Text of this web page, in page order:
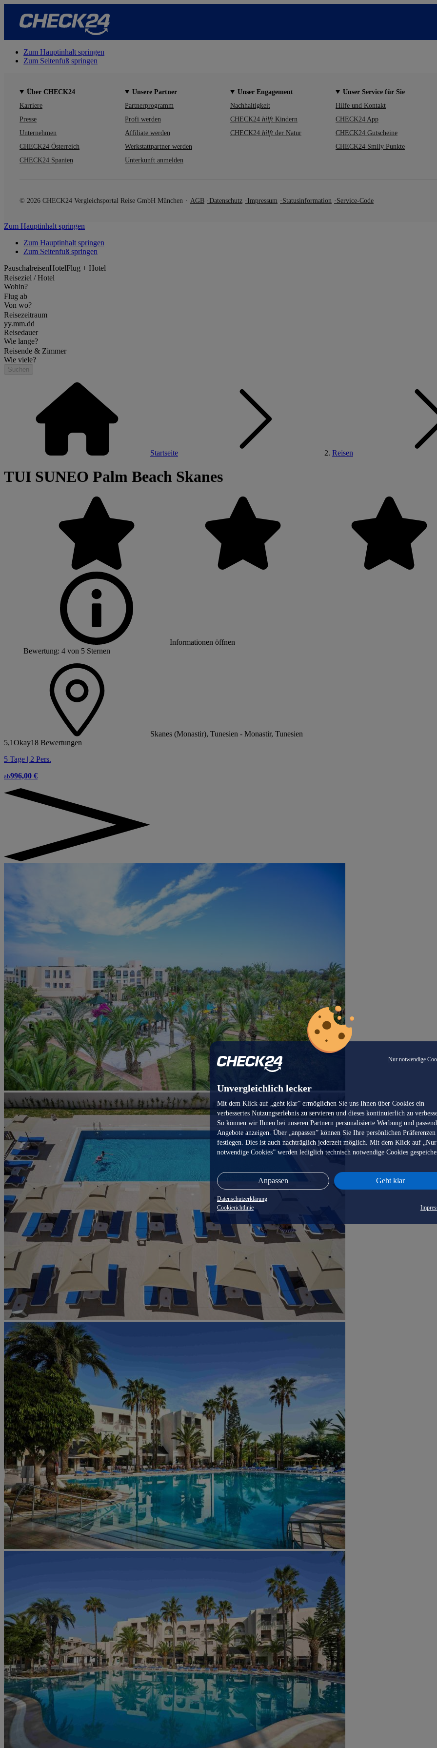
Nur notwendige
Unvergleichlich lecker
Mit dem Klick auf „geht klar” ermöglichen Sie uns Ihnen über Cookies ein
verbessertes Nutzungserlebnis zu servieren und dieses kontinuierlich zu
So können wir Ihnen bei unseren Partnern personalisierte Werbung und
Angebote anzeigen. Über „anpassen” können Sie Ihre persönlichen Präferenzen
festlegen. Dies ist auch nachträglich jederzeit möglich. Mit dem Klick auf „Nur
notwendige Cookies” werden lediglich technisch notwendige Cookies
Anpassen Geht klar
Datenschutzerklärung
Cookierichtlinie
Zum Hauptinhalt springen
Zum Seitenfuß springen
Über CHECK24
Karriere
Presse
Unternehmen
CHECK24 Österreich
CHECK24 Spanien
Unsere Partner
Partnerprogramm
Profi werden
Affiliate werden
Werkstattpartner werden
Unterkunft anmelden
Unser Engagement
Nachhaltigkeit
CHECK24 hilft Kindern
CHECK24 hilft der Natur
Unser Service für Sie
Hilfe und Kontakt
CHECK24 App
CHECK24 Gutscheine
CHECK24 Smily Punkte
© 2026 CHECK24 Vergleichsportal Reise GmbH München AGB Datenschutz Impressum Statusinformation Service-Code
Zum Hauptinhalt springen
Zum Hauptinhalt springen
Zum Seitenfuß springen
PauschalreisenHotelFlug + Hotel
Reiseziel / Hotel
Wohin?
Flug ab
Von wo?
Reisezeitraum
yy.mm.dd
Reisedauer
Wie lange?
Reisende & Zimmer
Wie viele?
Suchen
Startseite Reisen
TUI SUNEO Palm Beach Skanes
Informationen öffnen
Bewertung: 4 von 5 Sternen
Skanes (Monastir), Tunesien - Monastir, Tunesien
5,1Okay18 Bewertungen
5 Tage | 2 Pers.
ab996,00 €